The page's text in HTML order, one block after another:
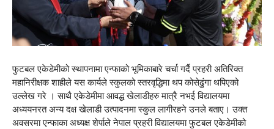
फुटबल एकेडेमीको स्थापनामा एन्फाको भूमिकाबारे चर्चा गर्दै प्रहरी अतिरिक्त
महानिरीक्षक शाहीले यस कार्यले स्कुलको स्तरवृद्धिमा थप कोसेढुंगा थपिएको
उल्लेख गरे । साथै एकेडेमीमा आवद्ध खेलाडीहरु मात्रै नभई विद्यालयमा
अध्ययनरत अन्य दक्ष खेलाडी उत्पादनमा स्कुल लागीरहने उनले बताए। उक्त
अवसरमा एन्फाका अध्यक्ष शेर्पाले नेपाल प्रहरी विद्यालयमा फुटबल एकेडेमीको